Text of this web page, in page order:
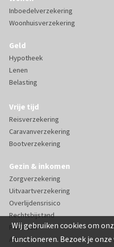
Wij gebruiken cookies om
functioneren. Bezoek je
Inboedelverzekering
Woonhuisverzekering
Geld
Hypotheek
Lenen
Belasting
Vrije tijd
Reisverzekering
Caravanverzekering
Bootverzekering
Gezin & inkomen
Zorgverzekering
Uitvaartverzekering
Overlijdensrisico
Rechtsbijstand
Pensioen
AOV